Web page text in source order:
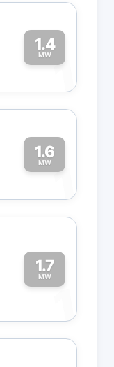
1.4
MW1
1.6
MW1
1.7
MW
1